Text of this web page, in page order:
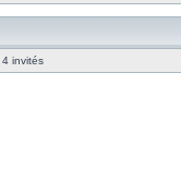
invités